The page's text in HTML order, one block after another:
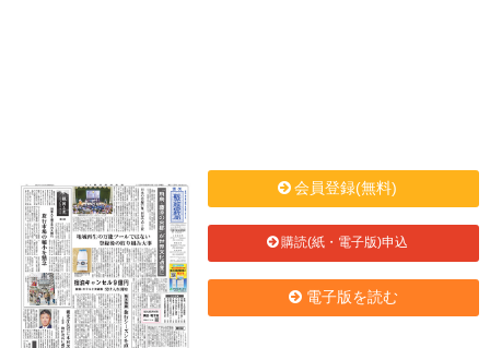
会員登録(無料)
購読(紙・電子版)申込
電子版を読む